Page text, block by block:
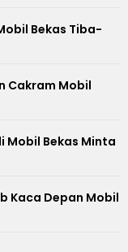
Bekas Tiba-
Cakram Mobil
Mobil Bekas Minta
Kaca Depan Mobil